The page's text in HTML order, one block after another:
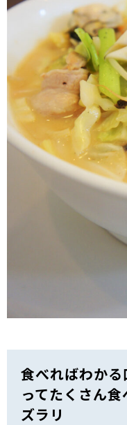
食べればわか
ってたくさん
ズラリ